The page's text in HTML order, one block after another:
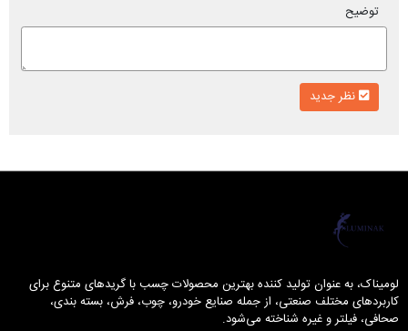
توضیح
نظر جدید
لومیناک، به عنوان تولید کننده بهترین محصولات چسب با گریدهای متنوع برای
کاربردهای مختلف صنعتی، از جمله صنایع خودرو، چوب، فرش، بسته بندی،
صحافی، فیلتر و غیره شناخته می‌شود.